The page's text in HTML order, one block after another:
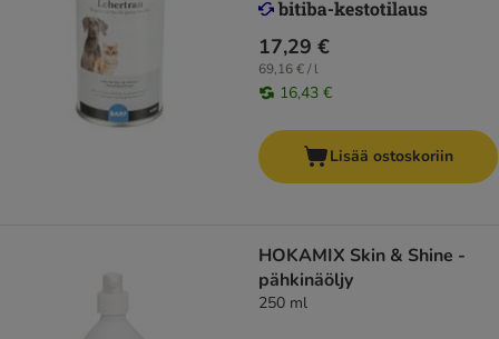
17,29 €
69,16 € / l
16,43 €
Lisää ostoskoriin
HOKAMIX Skin & Shine -
pähkinäöljy
250 ml